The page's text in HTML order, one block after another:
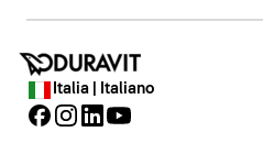
Italia | Italiano